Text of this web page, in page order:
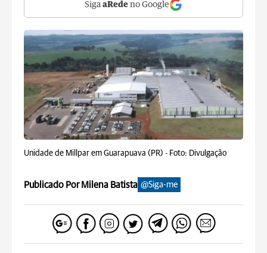
Siga aRede no Google
Unidade de Millpar em Guarapuava (PR) - Foto: Divulgação
Publicado Por Milena Batista @Siga-me